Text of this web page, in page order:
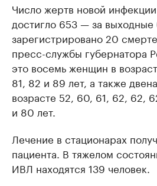
Число жертв новой
достигло 653 — за
зарегистрировано 20
пресс-службы губернатора
это восемь женщин в
81, 82 и 89 лет, а также
возрасте 52, 60, 61, 62, 62,
и 80 лет.
Лечение в стационарах
пациента. В тяжелом
ИВЛ находятся 139 человек.